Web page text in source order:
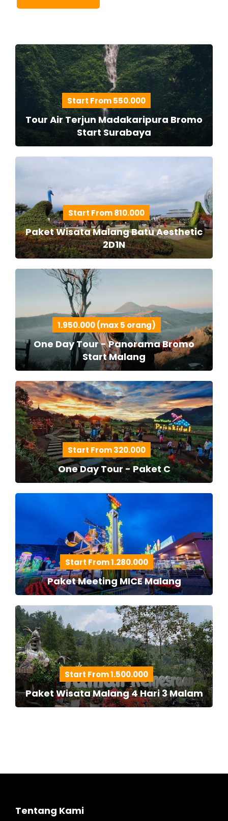
Start From 550.000
Tour Air Terjun Madakaripura Bromo
Start Surabaya
Start From 810.000
Paket Wisata Malang Batu Aesthetic
2D1N
1.950.000 (max 5 orang)
One Day Tour - Panorama Bromo
Start Malang
Start From 320.000
One Day Tour - Paket C
Start From 1.280.000
Paket Meeting MICE Malang
Start From 1.500.000
Paket Wisata Malang 4 Hari 3 Malam
Tentang Kami